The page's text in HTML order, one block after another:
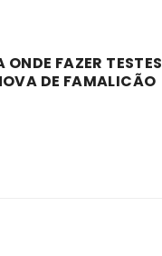
FAZER TESTES
DE FAMALICÃO